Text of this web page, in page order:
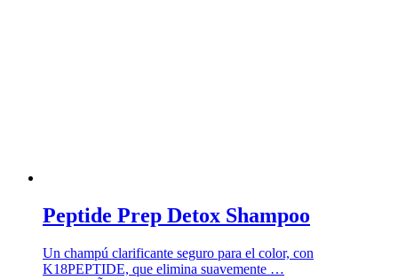
Peptide Prep Detox Shampoo
Un champú clarificante seguro para el color, con
K18PEPTIDE, que elimina suavemente …